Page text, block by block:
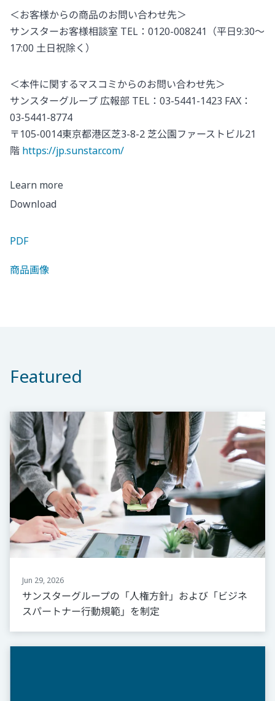
＜お客様からの商品のお問い合わせ先＞
サンスターお客様相談室 TEL：0120-008241（平日9:30～
17:00 土日祝除く）
＜本件に関するマスコミからのお問い合わせ先＞
サンスターグループ 広報部 TEL：03-5441-1423 FAX：
03-5441-8774
〒105-0014東京都港区芝3-8-2 芝公園ファーストビル21
階 https://jp.sunstar.com/
Learn more
Download
PDF
商品画像
Featured
Jun 29, 2026
サンスターグループの「人権方針」および「ビジネ
スパートナー行動規範」を制定